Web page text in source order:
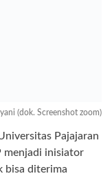
(dok. Screenshot zoom)
Pajajaran
menjadi inisiator
bisa diterima